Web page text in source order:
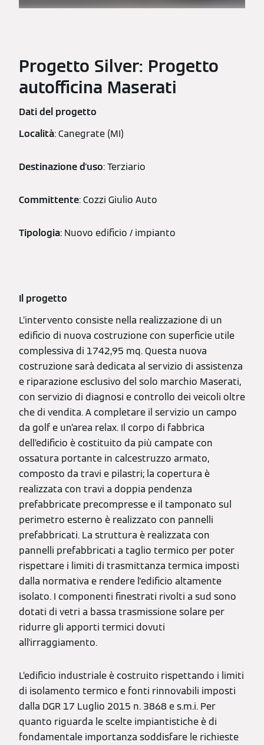
Progetto Silver: Progetto
autofficina Maserati
Dati del progetto
Località: Canegrate (MI)
Destinazione d'uso: Terziario
Committente: Cozzi Giulio Auto
Tipologia: Nuovo edificio / impianto
Il progetto
L’intervento consiste nella realizzazione di un
edificio di nuova costruzione con superficie utile
complessiva di 1742,95 mq. Questa nuova
costruzione sarà dedicata al servizio di assistenza
e riparazione esclusivo del solo marchio Maserati,
con servizio di diagnosi e controllo dei veicoli oltre
che di vendita. A completare il servizio un campo
da golf e un’area relax. Il corpo di fabbrica
dell’edificio è costituito da più campate con
ossatura portante in calcestruzzo armato,
composto da travi e pilastri; la copertura è
realizzata con travi a doppia pendenza
prefabbricate precompresse e il tamponato sul
perimetro esterno è realizzato con pannelli
prefabbricati. La struttura è realizzata con
pannelli prefabbricati a taglio termico per poter
rispettare i limiti di trasmittanza termica imposti
dalla normativa e rendere l'edificio altamente
isolato. I componenti finestrati rivolti a sud sono
dotati di vetri a bassa trasmissione solare per
ridurre gli apporti termici dovuti
all'irraggiamento.
L’edificio industriale è costruito rispettando i limiti
di isolamento termico e fonti rinnovabili imposti
dalla DGR 17 Luglio 2015 n. 3868 e s.m.i. Per
quanto riguarda le scelte impiantistiche è di
fondamentale importanza soddisfare le richieste